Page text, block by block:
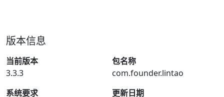
版本信息
当前版本
3.3.3
包名称
com.founder.lintao
系统要求
更新日期